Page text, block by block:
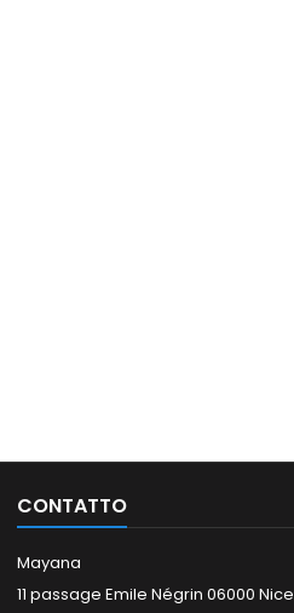
CONTATTO
Mayana
11 passage Emile Négrin 06000 Nice